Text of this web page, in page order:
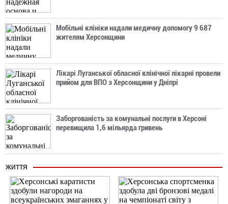
Мобільні клініки надали медичну допомогу 9 687
жителям Херсонщини
Лікарі Луганської обласної клінічної лікарні провели
прийом для ВПО з Херсонщини у Дніпрі
Заборгованість за комунальні послуги в Херсоні
перевищила 1,6 мільярда гривень
ЖИТТЯ